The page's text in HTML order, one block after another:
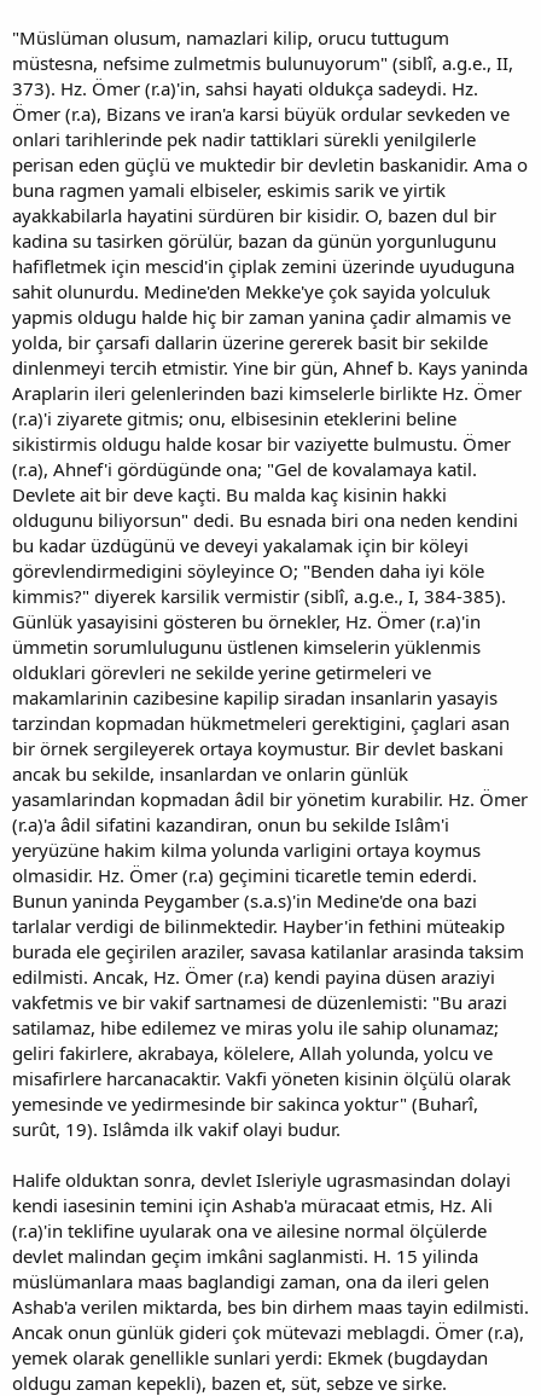
"Müslüman olusum, namazlari kilip, orucu tuttugum
müstesna, nefsime zulmetmis bulunuyorum" (siblî, a.g.e., II,
373). Hz. Ömer (r.a)'in, sahsi hayati oldukça sadeydi. Hz.
Ömer (r.a), Bizans ve iran'a karsi büyük ordular sevkeden ve
onlari tarihlerinde pek nadir tattiklari sürekli yenilgilerle
perisan eden güçlü ve muktedir bir devletin baskanidir. Ama o
buna ragmen yamali elbiseler, eskimis sarik ve yirtik
ayakkabilarla hayatini sürdüren bir kisidir. O, bazen dul bir
kadina su tasirken görülür, bazan da günün yorgunlugunu
hafifletmek için mescid'in çiplak zemini üzerinde uyuduguna
sahit olunurdu. Medine'den Mekke'ye çok sayida yolculuk
yapmis oldugu halde hiç bir zaman yanina çadir almamis ve
yolda, bir çarsafi dallarin üzerine gererek basit bir sekilde
dinlenmeyi tercih etmistir. Yine bir gün, Ahnef b. Kays yaninda
Araplarin ileri gelenlerinden bazi kimselerle birlikte Hz. Ömer
(r.a)'i ziyarete gitmis; onu, elbisesinin eteklerini beline
sikistirmis oldugu halde kosar bir vaziyette bulmustu. Ömer
(r.a), Ahnef'i gördügünde ona; "Gel de kovalamaya katil.
Devlete ait bir deve kaçti. Bu malda kaç kisinin hakki
oldugunu biliyorsun" dedi. Bu esnada biri ona neden kendini
bu kadar üzdügünü ve deveyi yakalamak için bir köleyi
görevlendirmedigini söyleyince O; "Benden daha iyi köle
kimmis?" diyerek karsilik vermistir (siblî, a.g.e., I, 384-385).
Günlük yasayisini gösteren bu örnekler, Hz. Ömer (r.a)'in
ümmetin sorumlulugunu üstlenen kimselerin yüklenmis
olduklari görevleri ne sekilde yerine getirmeleri ve
makamlarinin cazibesine kapilip siradan insanlarin yasayis
tarzindan kopmadan hükmetmeleri gerektigini, çaglari asan
bir örnek sergileyerek ortaya koymustur. Bir devlet baskani
ancak bu sekilde, insanlardan ve onlarin günlük
yasamlarindan kopmadan âdil bir yönetim kurabilir. Hz. Ömer
(r.a)'a âdil sifatini kazandiran, onun bu sekilde Islâm'i
yeryüzüne hakim kilma yolunda varligini ortaya koymus
olmasidir. Hz. Ömer (r.a) geçimini ticaretle temin ederdi.
Bunun yaninda Peygamber (s.a.s)'in Medine'de ona bazi
tarlalar verdigi de bilinmektedir. Hayber'in fethini müteakip
burada ele geçirilen araziler, savasa katilanlar arasinda taksim
edilmisti. Ancak, Hz. Ömer (r.a) kendi payina düsen araziyi
vakfetmis ve bir vakif sartnamesi de düzenlemisti: "Bu arazi
satilamaz, hibe edilemez ve miras yolu ile sahip olunamaz;
geliri fakirlere, akrabaya, kölelere, Allah yolunda, yolcu ve
misafirlere harcanacaktir. Vakfi yöneten kisinin ölçülü olarak
yemesinde ve yedirmesinde bir sakinca yoktur" (Buharî,
surût, 19). Islâmda ilk vakif olayi budur.
Halife olduktan sonra, devlet Isleriyle ugrasmasindan dolayi
kendi iasesinin temini için Ashab'a müracaat etmis, Hz. Ali
(r.a)'in teklifine uyularak ona ve ailesine normal ölçülerde
devlet malindan geçim imkâni saglanmisti. H. 15 yilinda
müslümanlara maas baglandigi zaman, ona da ileri gelen
Ashab'a verilen miktarda, bes bin dirhem maas tayin edilmisti.
Ancak onun günlük gideri çok mütevazi meblagdi. Ömer (r.a),
yemek olarak genellikle sunlari yerdi: Ekmek (bugdaydan
oldugu zaman kepekli), bazen et, süt, sebze ve sirke.